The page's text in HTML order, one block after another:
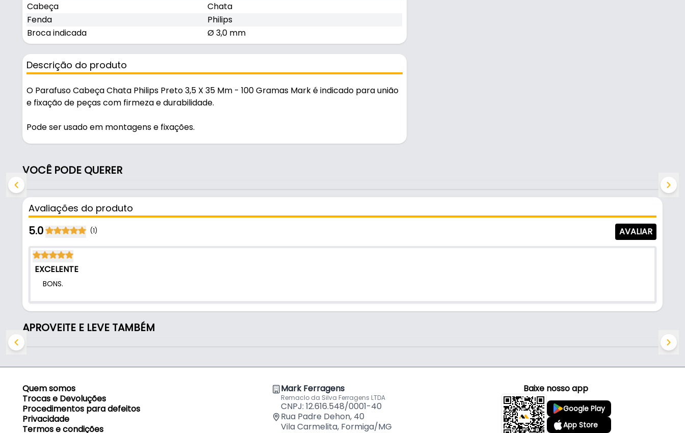
Cabeça
Chata
Fenda
Philips
Broca indicada
Ø 3,0 mm
Descrição do produto
O Parafuso Cabeça Chata Philips Preto 3,5 X 35 Mm - 100 Gramas Mark é indicado para união
e fixação de peças com firmeza e durabilidade.
Pode ser usado em montagens e fixações.
Características:
- Material: Aço
- Cor: Preto Oxidado
- Rosca: Autoatarraxante
- Diâmetro: 3,5mm
- Comprimento: 35mm
- Comercializado: 0.100grs
- Cabeça: Chata
- Fenda: Philips
- Broca indicada: Ø 3,0 mm
VOCÊ PODE QUERER
Avaliações do produto
5.0 (1) AVALIAR
EXCELENTE
BONS.
APROVEITE E LEVE TAMBÉM
Quem somos
Trocas e Devoluções
Procedimentos para defeitos
Privacidade
Termos e condições
Mark Ferragens
Remaclo da Silva Ferragens LTDA
CNPJ: 12.616.548/0001-40
Rua Padre Dehon, 40
Vila Carmelita, Formiga/MG
Baixe nosso app
Google Play
App Store